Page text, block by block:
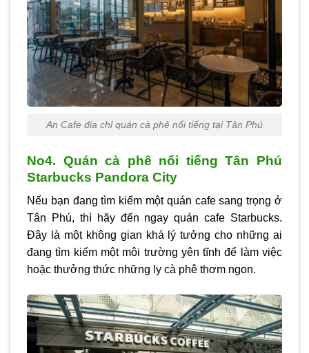
An Cafe địa chỉ quán cà phê nổi tiếng tại Tân Phú
No4. Quán cà phê nổi tiếng Tân Phú
Starbucks Pandora City
Nếu bạn đang tìm kiếm một quán cafe sang trọng ở
Tân Phú, thì hãy đến ngay quán cafe Starbucks.
Đây là một không gian khá lý tưởng cho những ai
đang tìm kiếm một môi trường yên tĩnh để làm việc
hoặc thưởng thức những ly cà phê thơm ngon.